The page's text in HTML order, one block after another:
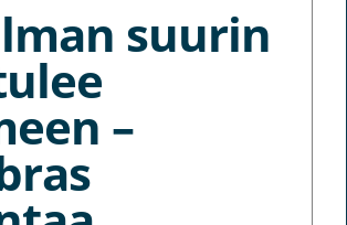
suurin
–